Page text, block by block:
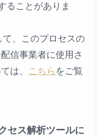
ることがありま
て、このプロセスの
信事業者に使用さ
は、 こちら をご覧
セス解析ツールに